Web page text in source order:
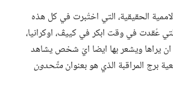
الحقيقية،‏ التي اختُبرت في كل هذه
عُقدت في وقت ابكر في كييڤ،‏ اوكرانيا،‏
يراها ويشعر بها ايضا ايّ شخص يشاهد
برج المراقبة الذي هو بعنوانمتَّحدون